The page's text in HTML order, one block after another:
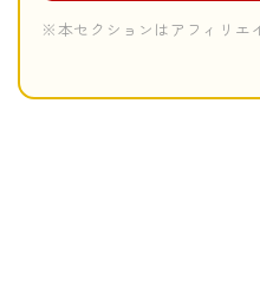
※本セクションはアフィリエ